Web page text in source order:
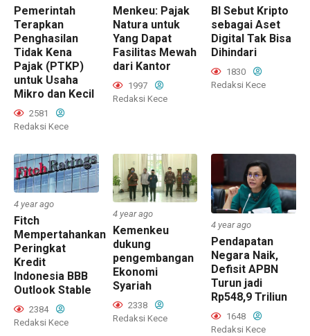
Pemerintah
Terapkan
Penghasilan
Tidak Kena
Pajak (PTKP)
untuk Usaha
Mikro dan Kecil
2581
Redaksi Kece
Menkeu: Pajak
Natura untuk
Yang Dapat
Fasilitas Mewah
dari Kantor
1997
Redaksi Kece
BI Sebut Kripto
sebagai Aset
Digital Tak Bisa
Dihindari
1830
Redaksi Kece
4 year ago
Fitch
Mempertahankan
Peringkat
Kredit
Indonesia BBB
Outlook Stable
2384
Redaksi Kece
4 year ago
Kemenkeu
dukung
pengembangan
Ekonomi
Syariah
2338
Redaksi Kece
4 year ago
Pendapatan
Negara Naik,
Defisit APBN
Turun jadi
Rp548,9 Triliun
1648
Redaksi Kece